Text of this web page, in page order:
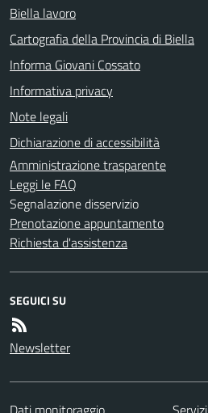
Biella lavoro
Cartografia della Provincia di Biella
Informa Giovani Cossato
Informativa privacy
Note legali
Dichiarazione di accessibilità
Amministrazione trasparente
Leggi le FAQ
Segnalazione disservizio
Prenotazione appuntamento
Richiesta d'assistenza
SEGUICI SU
Newsletter